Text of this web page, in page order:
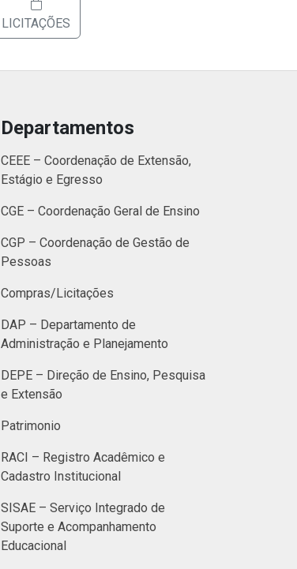
LICITAÇÕES
Departamentos
CEEE – Coordenação de Extensão,
Estágio e Egresso
CGE – Coordenação Geral de Ensino
CGP – Coordenação de Gestão de
Pessoas
Compras/Licitações
DAP – Departamento de
Administração e Planejamento
DEPE – Direção de Ensino, Pesquisa
e Extensão
Patrimonio
RACI – Registro Acadêmico e
Cadastro Institucional
SISAE – Serviço Integrado de
Suporte e Acompanhamento
Educacional